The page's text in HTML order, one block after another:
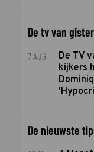
De tv van
7 AUG
De TV
kijkers
De nieuwste